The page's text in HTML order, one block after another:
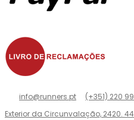
info@runners.pt (+351) 220
Exterior da Circunvalação, 2420.